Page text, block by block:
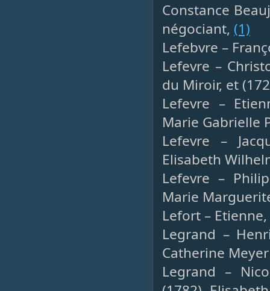
Constance
négociant, (1)
Lefebvre –
Lefevre –
du Miroir, et
Lefevre –
Marie Gabrielle
Lefevre –
Elisabeth
Lefevre –
Marie
Lefort –
Legrand –
Catherine
Legrand –